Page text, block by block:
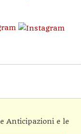
Anticipazioni e le